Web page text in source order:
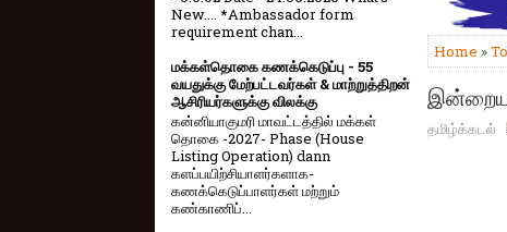
Home »
இன்றைய
தமிழ்க்கடல்
New.... *Ambassador form
requirement chan...
மக்கள்தொகை கணக்கெடுப்பு - 55
வயதுக்கு மேற்பட்டவர்கள் & மாற்றுத்திறன்
ஆசிரியர்களுக்கு விலக்கு
கன்னியாகுமரி மாவட்டத்தில் மக்கள்
தொகை -2027- Phase (House
Listing Operation) dann
களப்பயிற்சியாளர்களாக-
கணக்கெடுப்பாளர்கள் மற்றும்
கண்காணிப்...